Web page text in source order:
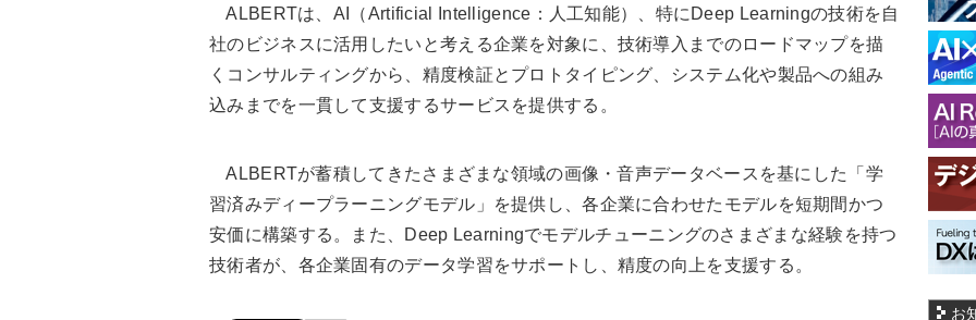
ALBERTは、AI（Artificial Intelligence：人工知能）、特にDeep Learningの技術を自
社のビジネスに活用したいと考える企業を対象に、技術導入までのロードマップを描
くコンサルティングから、精度検証とプロトタイピング、システム化や製品への組み
込みまでを一貫して支援するサービスを提供する。
ALBERTが蓄積してきたさまざまな領域の画像・音声データベースを基にした「学
習済みディープラーニングモデル」を提供し、各企業に合わせたモデルを短期間かつ
安価に構築する。また、Deep Learningでモデルチューニングのさまざまな経験を持つ
技術者が、各企業固有のデータ学習をサポートし、精度の向上を支援する。
お